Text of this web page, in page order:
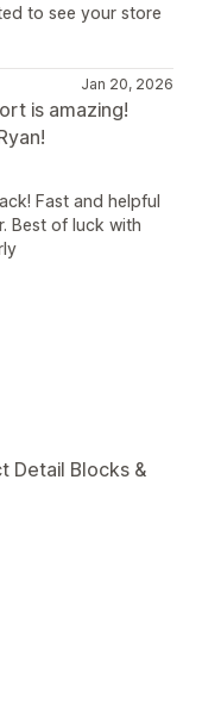
to see your store
Jan 20, 2026
is amazing!
Fast and helpful
Best of luck with
Detail Blocks &